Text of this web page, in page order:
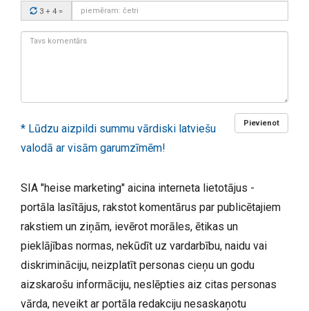
Drošības
kods:
3 + 4 =
Tavs
Pievienot
* Lūdzu aizpildi summu vārdiski latviešu
valodā ar visām garumzīmēm!
SIA "heise marketing" aicina interneta lietotājus -
portāla lasītājus, rakstot komentārus par publicētajiem
rakstiem un ziņām, ievērot morāles, ētikas un
pieklājības normas, nekūdīt uz vardarbību, naidu vai
diskrimināciju, neizplatīt personas cieņu un godu
aizskarošu informāciju, neslēpties aiz citas personas
vārda, neveikt ar portāla redakciju nesaskaņotu